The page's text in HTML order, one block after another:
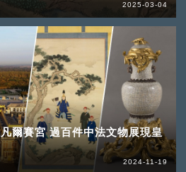
2025-03-04
爾賽宮 過百件中法文物展現皇
2024-11-19